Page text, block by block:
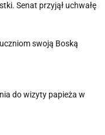
Senat przyjął uchwałę
swoją Boską
do wizyty papieża w